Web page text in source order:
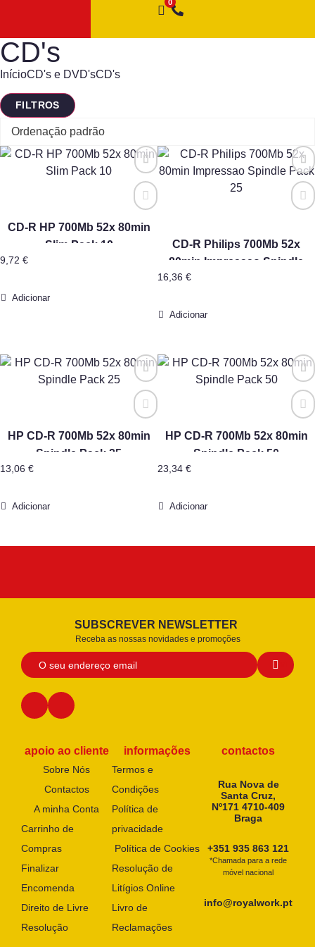
CD's
InícioCD's e DVD'sCD's
FILTROS
CD-R HP 700Mb 52x 80min
Slim Pack 10
9,72 €
Adicionar
CD-R Philips 700Mb 52x
80min Impressao Spindle
16,36 €
Adicionar
HP CD-R 700Mb 52x 80min
Spindle Pack 25
13,06 €
Adicionar
HP CD-R 700Mb 52x 80min
Spindle Pack 50
23,34 €
Adicionar
SUBSCREVER NEWSLETTER
Receba as nossas novidades e promoções
apoio ao cliente
Sobre Nós
Contactos
A minha Conta
Carrinho de
Compras
Finalizar
Encomenda
Direito de Livre
Resolução
informações
Termos e
Condições
Política de
privacidade
Política de Cookies
Resolução de
Litígios Online
Livro de
Reclamações
contactos
Rua Nova de
Santa Cruz,
Nº171 4710-409
Braga
+351 935 863 121
*Chamada para a rede
móvel nacional
info@royalwork.pt